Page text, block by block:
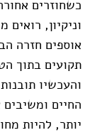
כשחוזרים
וניקיון,
אוספים חזרה
תקועים בתוך
והעכשיו
החיים
יותר, להיות